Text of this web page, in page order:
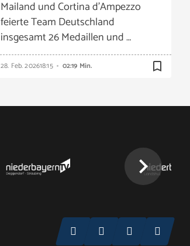
Mailand und Cortina d’Ampezzo
feierte Team Deutschland
insgesamt 26 Medaillen und …
28. Feb. 202618:15 02:19 Min. bookmark_border
chevron_right